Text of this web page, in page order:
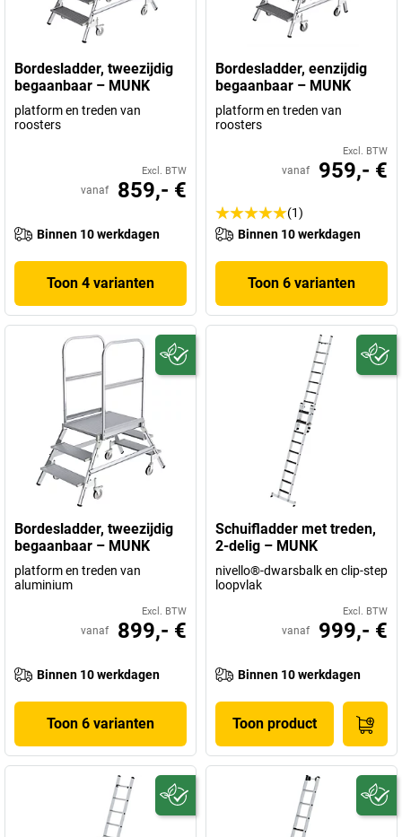
Bordesladder, tweezijdig
begaanbaar – MUNK
platform en treden van
roosters
Excl. BTW
vanaf 859,- €
Binnen 10 werkdagen
Toon 4 varianten
Bordesladder, eenzijdig
begaanbaar – MUNK
platform en treden van
roosters
Excl. BTW
vanaf 959,- €
(1)
Binnen 10 werkdagen
Toon 6 varianten
Bordesladder, tweezijdig
begaanbaar – MUNK
platform en treden van
aluminium
Excl. BTW
vanaf 899,- €
Binnen 10 werkdagen
Toon 6 varianten
Schuifladder met treden,
2-delig – MUNK
nivello®-dwarsbalk en clip-step
loopvlak
Excl. BTW
vanaf 999,- €
Binnen 10 werkdagen
Toon product